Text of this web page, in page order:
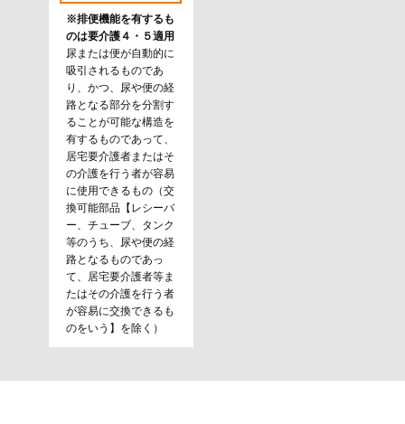
※排便機能を有するも
のは要介護４・５適用
尿または便が自動的に
吸引されるものであ
り、かつ、尿や便の経
路となる部分を分割す
ることが可能な構造を
有するものであって、
居宅要介護者またはそ
の介護を行う者が容易
に使用できるもの（交
換可能部品【レシーバ
ー、チューブ、タンク
等のうち、尿や便の経
路となるものであっ
て、居宅要介護者等ま
たはその介護を行う者
が容易に交換できるも
のをいう】を除く）